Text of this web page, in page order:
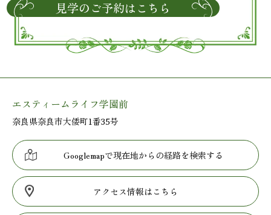
見学のご予約はこちら
エスティームライフ学園前
奈良県奈良市大倭町1番35号
Googlemapで現在地からの経路を検索する
アクセス情報はこちら